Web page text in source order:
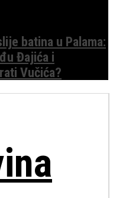
batina u Palama:
Đajića i
Vučića?